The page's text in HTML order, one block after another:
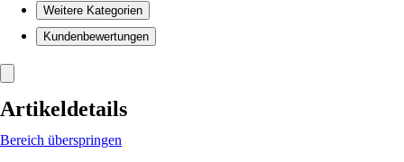
Weitere Kategorien
Kundenbewertungen
Artikeldetails
Bereich überspringen